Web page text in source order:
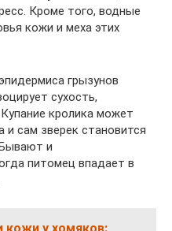
Кроме того, водные
кожи и меха этих
грызунов
сухость,
кролика может
сам зверек становится
и
питомец впадает в